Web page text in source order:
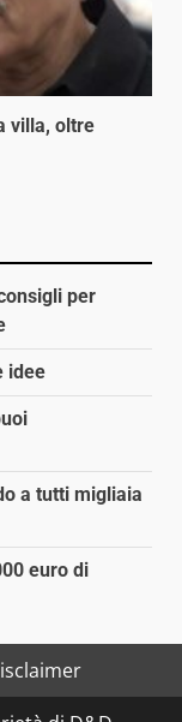
villa, oltre
per
idee
a tutti migliaia
euro di